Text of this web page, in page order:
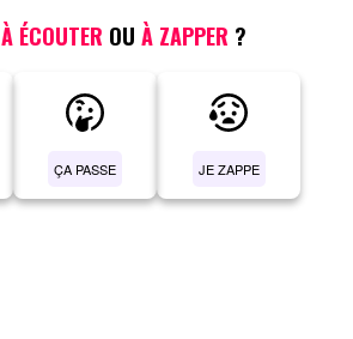
À ÉCOUTER OU À ZAPPER ?
ÇA PASSE JE ZAPPE